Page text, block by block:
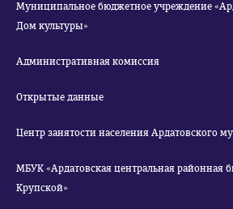
Муниципальное бюджетное учреждение «Ардатовский районный
Дом культуры»
Административная комиссия
Открытые данные
Центр занятости населения Ардатовского
МБУК «Ардатовская центральная районная
Крупской»